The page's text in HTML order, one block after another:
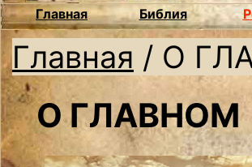
Главная Библия
Главная / О
О ГЛАВНОМ